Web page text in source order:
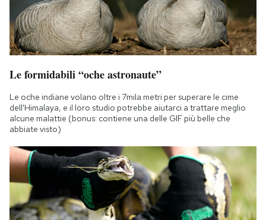
Le formidabili “oche astronaute”
Le oche indiane volano oltre i 7mila metri per superare le cime
dell'Himalaya, e il loro studio potrebbe aiutarci a trattare meglio
alcune malattie (bonus: contiene una delle GIF più belle che
abbiate visto)